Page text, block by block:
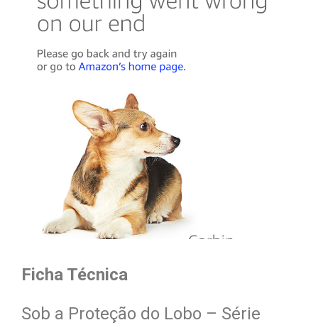
Ficha Técnica
Sob a Proteção do Lobo – Série